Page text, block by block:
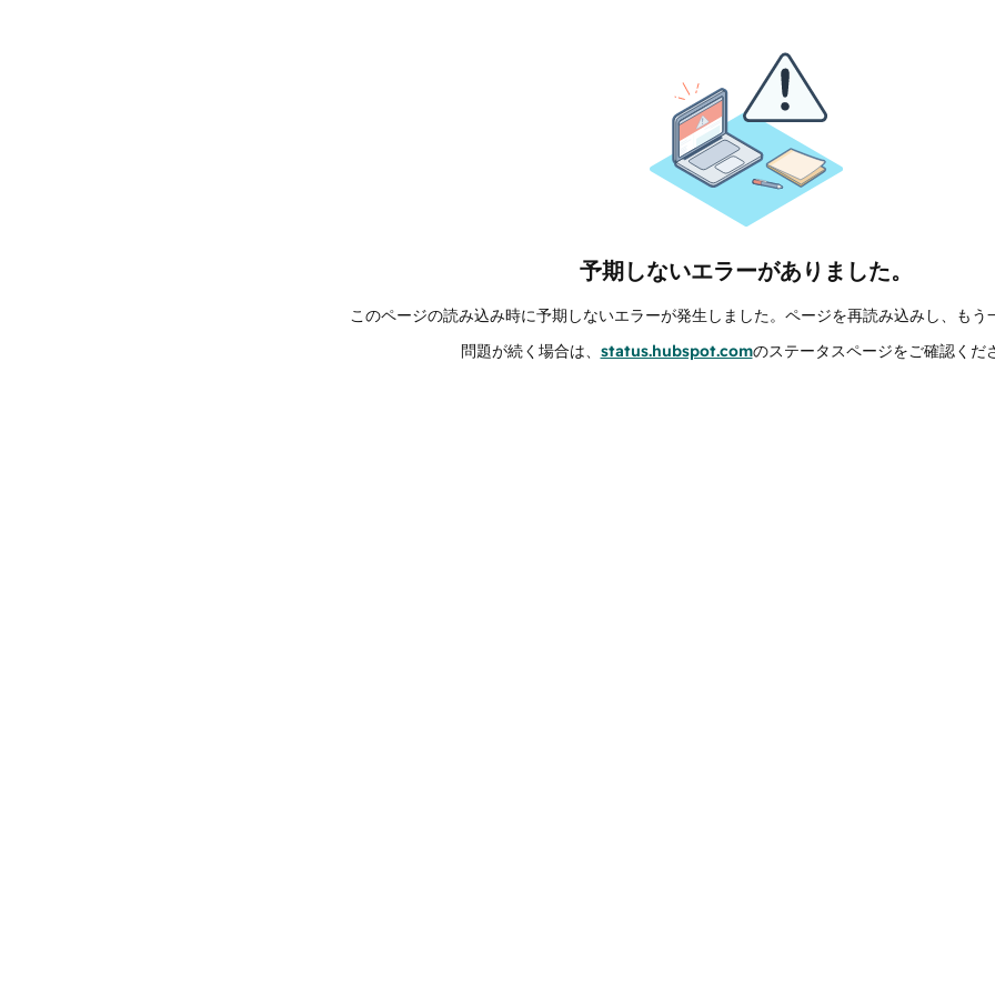
予期しないエラーがありました。
このページの読み込み時に予期しないエラーが発生しました。ページを再読み込みし、もう
問題が続く場合は、 status.hubspot.comのステータスページをご確認くだ